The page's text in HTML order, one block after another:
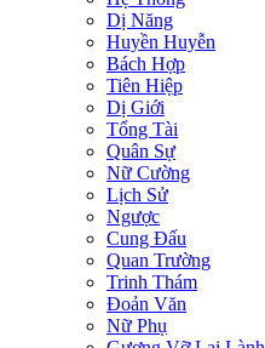
Dị Năng
Huyền Huyễn
Bách Hợp
Tiên Hiệp
Dị Giới
Tổng Tài
Quân Sự
Nữ Cường
Lịch Sử
Ngược
Cung Đấu
Quan Trường
Trinh Thám
Đoản Văn
Nữ Phụ